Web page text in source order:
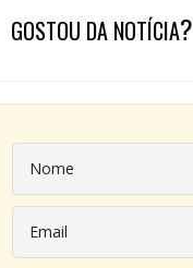
GOSTOU DA NOTÍCIA?